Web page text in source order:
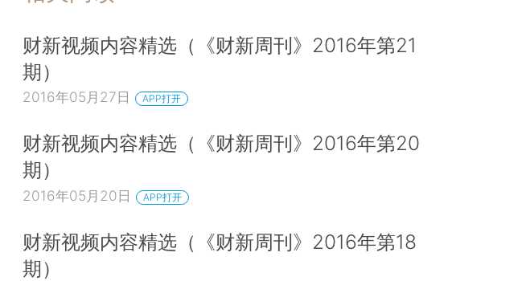
财新视频内容精选（《财新周刊》2016年第21
期）
2016年05月27日 APP打开
财新视频内容精选（《财新周刊》2016年第20
期）
2016年05月20日 APP打开
财新视频内容精选（《财新周刊》2016年第18
期）